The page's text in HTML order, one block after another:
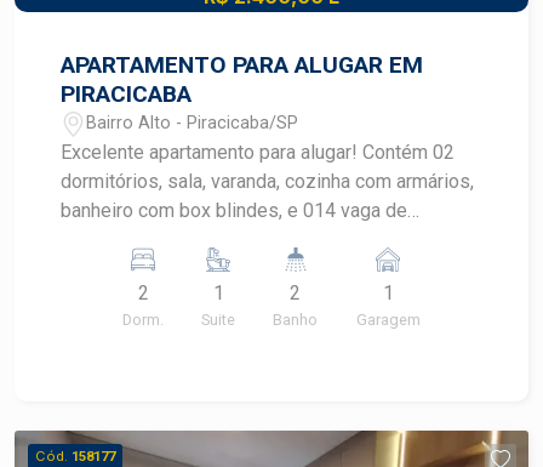
APARTAMENTO PARA ALUGAR EM
PIRACICABA
Bairro Alto - Piracicaba/SP
Excelente apartamento para alugar! Contém 02
dormitórios, sala, varanda, cozinha com armários,
banheiro com box blindes, e 014 vaga de
Frias Neto!
2
Dorm.
1
Suite
2
Banho
1
Garagem
Cód. 158177